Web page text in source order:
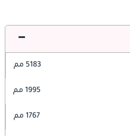
5183 مم
1995 مم
1767 مم